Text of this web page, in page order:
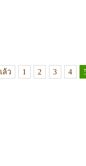
ล้ว 1 2 3 4